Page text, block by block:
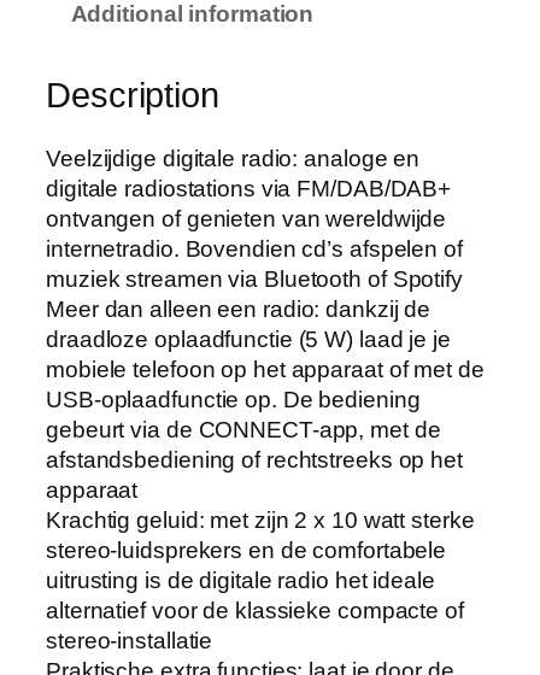
Additional information
Description
Veelzijdige digitale radio: analoge en
digitale radiostations via FM/DAB/DAB+
ontvangen of genieten van wereldwijde
internetradio. Bovendien cd’s afspelen of
muziek streamen via Bluetooth of Spotify
Meer dan alleen een radio: dankzij de
draadloze oplaadfunctie (5 W) laad je je
mobiele telefoon op het apparaat of met de
USB-oplaadfunctie op. De bediening
gebeurt via de CONNECT-app, met de
afstandsbediening of rechtstreeks op het
apparaat
Krachtig geluid: met zijn 2 x 10 watt sterke
stereo-luidsprekers en de comfortabele
uitrusting is de digitale radio het ideale
alternatief voor de klassieke compacte of
stereo-installatie